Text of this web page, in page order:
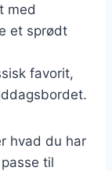
med
et sprødt
favorit,
hvad du har
til